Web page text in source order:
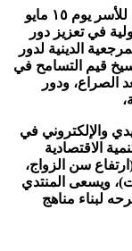
في إطار إحتفالات الأمم المتحدة باليوم الدولي للأسر يوم ١٥ مايو
في تعزيز دور
الدينية لدور
قيم التسامح في
الصراع، ودور
والإلكتروني في
الاقتصادية
سن الزواج،
ويسعى المنتدي
لبناء مناهج